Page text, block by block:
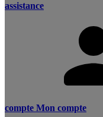
assistance
compte Mon compte